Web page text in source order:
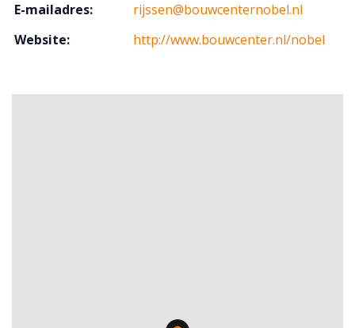
E-mailadres:
rijssen@bouwcenternobel.nl
Website:
http://www.bouwcenter.nl/nobel